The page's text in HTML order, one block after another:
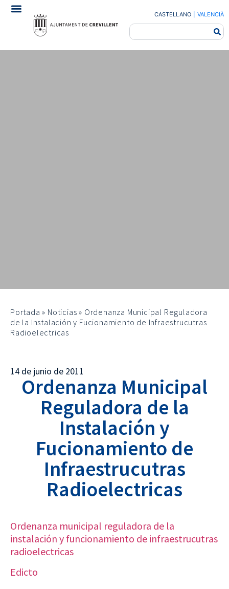
CASTELLANO VALENCIÀ
Portada » Noticias » Ordenanza Municipal Reguladora
de la Instalación y Fucionamiento de Infraestrucutras
Radioelectricas
14 de junio de 2011
Ordenanza Municipal
Reguladora de la
Instalación y
Fucionamiento de
Infraestrucutras
Radioelectricas
Ordenanza municipal reguladora de la
instalación y funcionamiento de infraestrucutras
radioelectricas
Edicto